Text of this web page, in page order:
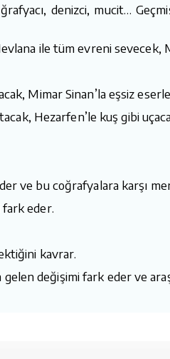
denizci, mucit…
ile tüm evreni sevecek,
Mimar Sinan’la eşsiz
Hezarfen’le kuş gibi
ve bu coğrafyalara karşı
fark eder.
kavrar.
değişimi fark eder ve